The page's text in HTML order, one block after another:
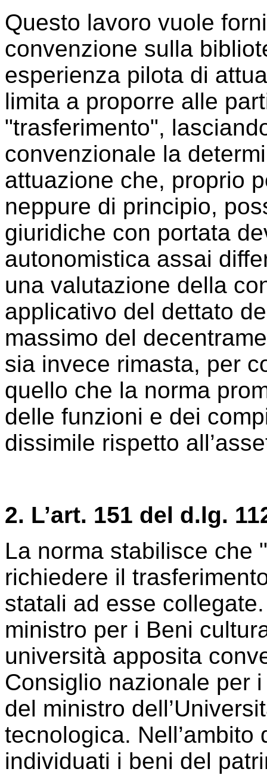
Questo lavoro vuole
convenzione sulla
esperienza pilota di
limita a proporre alle
"trasferimento",
convenzionale la
attuazione che, proprio
neppure di principio,
giuridiche con portata
autonomistica assai
una valutazione della
applicativo del dettato
massimo del
sia invece rimasta, per
quello che la norma
delle funzioni e dei
dissimile rispetto
2. L’art. 151 del d.lg.
La norma stabilisce che
richiedere il
statali ad esse
ministro per i Beni
università apposita
Consiglio nazionale per
del ministro
tecnologica.
individuati i beni del